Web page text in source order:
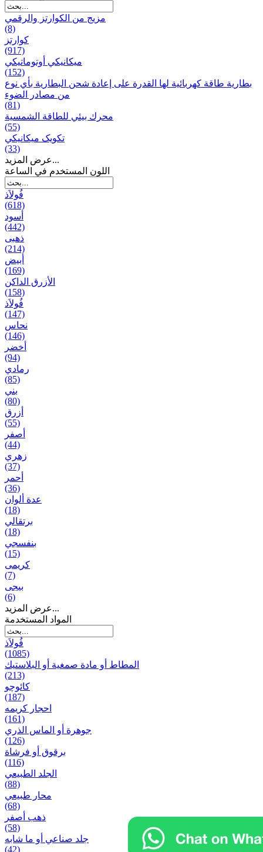
مزيج من الكوارتز والرقمي
(8)
كوارتز
(917)
ميكانيكي أوتوماتيكي
(152)
بطارية طاقة كهربائية لها القدرة على إعادة شحن البطارية بأي نوع
من مصادر الضوء
(81)
محرك بيئي للطاقة الشمسية
(55)
تکویک ميكانيكي
(33)
عرض المزيد...
اللون المستخدم في الساعة
فُولاَذ
(618)
أسود
(442)
ذهبی
(214)
أبيض
(169)
الأزرق الداكن
(158)
فُولاَذ
(147)
نحاس
(146)
أخضر
(94)
رمادي
(85)
بني
(80)
أزرق
(55)
أصفر
(44)
زهري
(37)
أحمر
(36)
عدة ألوان
(18)
برتقالي
(18)
بنفسجي
(15)
کریمی
(7)
بيجی
(6)
عرض المزيد...
المواد المستخدمة
فُولاَذ
(1085)
المطاط أو مادة صمغية أو البلاستيك
(213)
کائوچو
(187)
احجار کریمه
(161)
جوهرة أو الماس الذري
(126)
برقوق أو فرشاة
(116)
الجلد الطبيعي
(88)
محار طبيعي
(68)
ذهب أصفر
(58)
جلد صناعي أو ما شابه
(42)